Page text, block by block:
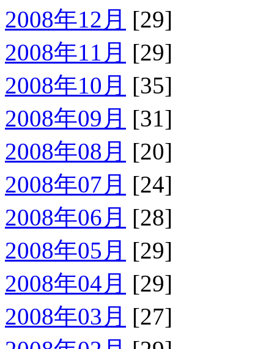
2008年12月 [29]
2008年11月 [29]
2008年10月 [35]
2008年09月 [31]
2008年08月 [20]
2008年07月 [24]
2008年06月 [28]
2008年05月 [29]
2008年04月 [29]
2008年03月 [27]